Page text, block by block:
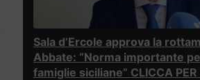
Sala d’Ercole approva la
Abbate: “Norma importante
famiglie siciliane” CLICCA PER